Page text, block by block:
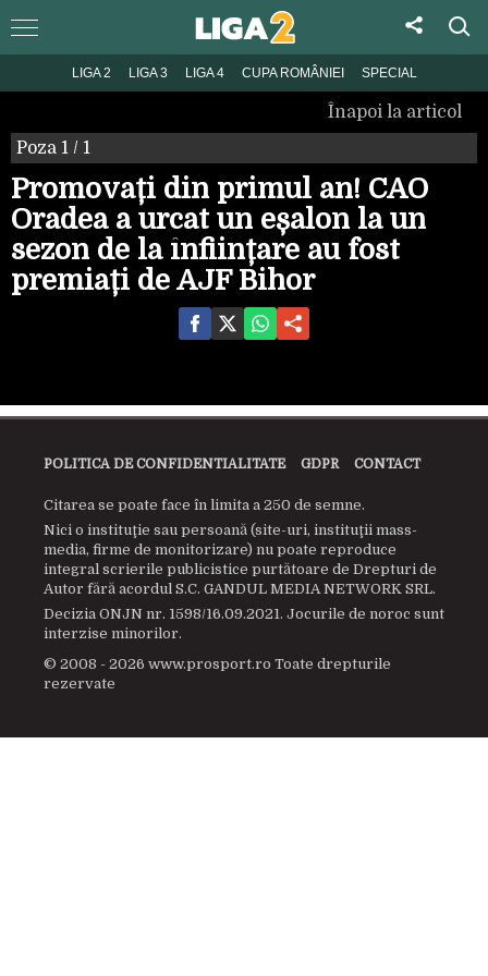
LIGA 2 LIGA 3 LIGA 4 CUPA ROMÂNIEI SPECIAL
Înapoi la articol
Poza 1 / 1
Promovați din primul an! CAO
Oradea a urcat un eșalon la un
sezon de la înființare au fost
premiați de AJF Bihor
POLITICA DE CONFIDENTIALITATE GDPR CONTACT
Citarea se poate face în limita a 250 de semne.
Nici o instituţie sau persoană (site-uri, instituţii mass-
media, firme de monitorizare) nu poate reproduce
integral scrierile publicistice purtătoare de Drepturi de
Autor fără acordul S.C. GANDUL MEDIA NETWORK SRL.
Decizia ONJN nr. 1598/16.09.2021. Jocurile de noroc sunt
interzise minorilor.
© 2008 - 2026 www.prosport.ro Toate drepturile
rezervate